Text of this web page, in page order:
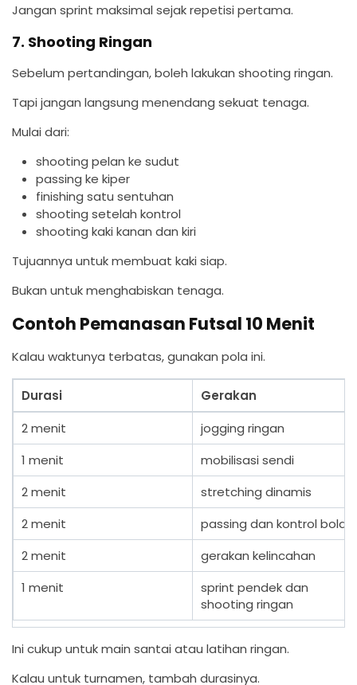
Jangan sprint maksimal sejak repetisi pertama.
7. Shooting Ringan
Sebelum pertandingan, boleh lakukan shooting ringan.
Tapi jangan langsung menendang sekuat tenaga.
Mulai dari:
shooting pelan ke sudut
passing ke kiper
finishing satu sentuhan
shooting setelah kontrol
shooting kaki kanan dan kiri
Tujuannya untuk membuat kaki siap.
Bukan untuk menghabiskan tenaga.
Contoh Pemanasan Futsal 10 Menit
Kalau waktunya terbatas, gunakan pola ini.
Durasi
Gerakan
2 menit
jogging ringan
1 menit
mobilisasi sendi
2 menit
stretching dinamis
2 menit
passing dan kontrol bola
2 menit
gerakan kelincahan
1 menit
sprint pendek dan
shooting ringan
Ini cukup untuk main santai atau latihan ringan.
Kalau untuk turnamen, tambah durasinya.